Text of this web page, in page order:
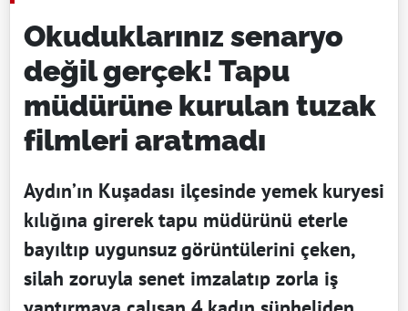
Okuduklarınız senaryo
değil gerçek! Tapu
müdürüne kurulan tuzak
filmleri aratmadı
Aydın’ın Kuşadası ilçesinde yemek kuryesi
kılığına girerek tapu müdürünü eterle
bayıltıp uygunsuz görüntülerini çeken,
silah zoruyla senet imzalatıp zorla iş